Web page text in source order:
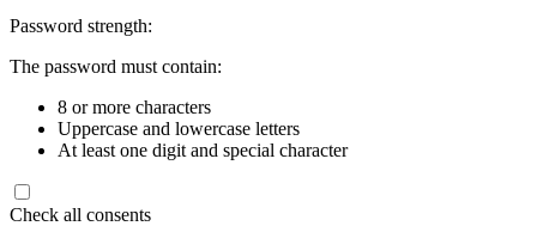
Password strength:
The password must contain:
8 or more characters
Uppercase and lowercase letters
At least one digit and special character
Check all consents